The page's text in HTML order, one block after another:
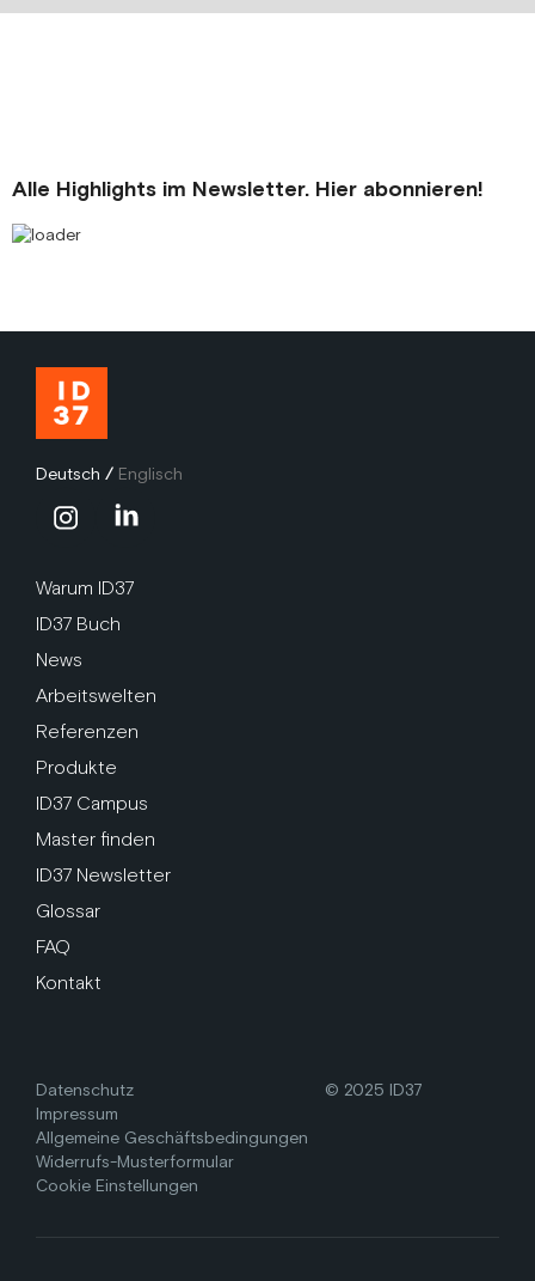
Alle Highlights im Newsletter. Hier abonnieren!
Deutsch / Englisch
Warum ID37
ID37 Buch
News
Arbeitswelten
Referenzen
Produkte
ID37 Campus
Master finden
ID37 Newsletter
Glossar
FAQ
Kontakt
Datenschutz
Impressum
Allgemeine Geschäftsbedingungen
Widerrufs-Musterformular
Cookie Einstellungen
© 2025 ID37